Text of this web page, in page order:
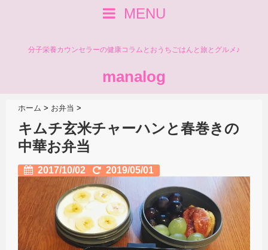
MENU
分子栄養カウンセラーの健康コラムとおうちごはんと旅とグルメ♪
manalog
ホーム > お弁当 >
キムチ玄米チャーハンと春巻きの
中華お弁当
2017/10/02 2019/05/01